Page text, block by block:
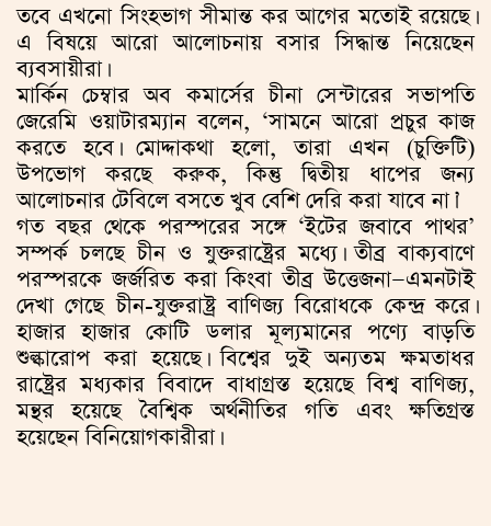
তবে এখনো সিংহভাগ সীমান্ত কর আগের মতোই রয়েছে।
এ বিষয়ে আরো আলোচনায় বসার সিদ্ধান্ত নিয়েছেন
ব্যবসায়ীরা।
মার্কিন চেম্বার অব কমার্সের চীনা সেন্টারের সভাপতি
জেরেমি ওয়াটারম্যান বলেন, ‘সামনে আরো প্রচুর কাজ
করতে হবে। মোদ্দাকথা হলো, তারা এখন (চুক্তিটি)
উপভোগ করছে করুক, কিন্তু দ্বিতীয় ধাপের জন্য
আলোচনার টেবিলে বসতে খুব বেশি দেরি করা যাবে না।’
গত বছর থেকে পরস্পরের সঙ্গে ‘ইটের জবাবে পাথর’
সম্পর্ক চলছে চীন ও যুক্তরাষ্ট্রের মধ্যে। তীব্র বাক্যবাণে
পরস্পরকে জর্জরিত করা কিংবা তীব্র উত্তেজনা—এমনটাই
দেখা গেছে চীন-যুক্তরাষ্ট্র বাণিজ্য বিরোধকে কেন্দ্র করে।
হাজার হাজার কোটি ডলার মূল্যমানের পণ্যে বাড়তি
শুল্কারোপ করা হয়েছে। বিশ্বের দুই অন্যতম ক্ষমতাধর
রাষ্ট্রের মধ্যকার বিবাদে বাধাগ্রস্ত হয়েছে বিশ্ব বাণিজ্য,
মন্থর হয়েছে বৈশ্বিক অর্থনীতির গতি এবং ক্ষতিগ্রস্ত
হয়েছেন বিনিয়োগকারীরা।